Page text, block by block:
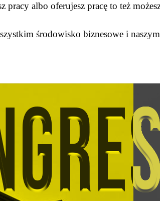
pracy albo oferujesz pracę to też
środowisko biznesowe i